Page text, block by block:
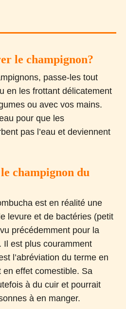
le champignon?
passe-les tout
en les frottant délicatement
ou avec vos mains.
pour que les
pas l’eau et deviennent
champignon du
est en réalité une
levure et de bactéries (petit
précédemment pour la
Il est plus couramment
l’abréviation du terme en
effet comestible. Sa
à du cuir et pourrait
à en manger.